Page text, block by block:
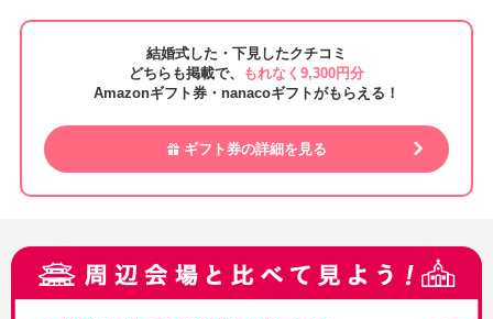
結婚式した・下見したクチコミ
どちらも掲載で、
もれなく9,300円分
Amazonギフト券・nanacoギフトがもらえる！
ギフト券の詳細を見る